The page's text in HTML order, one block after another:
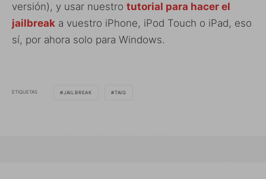
versión), y usar nuestro tutorial para hacer el
jailbreak a vuestro iPhone, iPod Touch o iPad, eso
sí, por ahora solo para Windows.
ETIQUETAS JAILBREAK TAIG